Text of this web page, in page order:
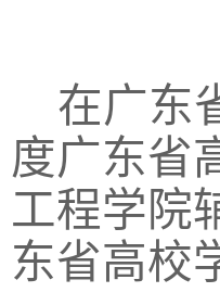
在广东
度广东省
工程学院
东省高校